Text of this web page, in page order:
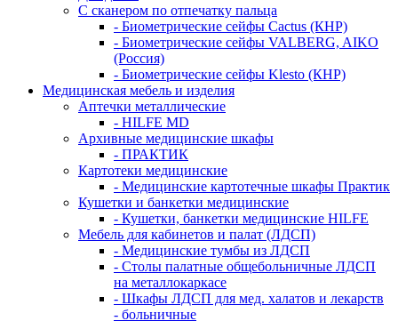
С сканером по отпечатку пальца
- Биометрические сейфы Cactus (КНР)
- Биометрические сейфы VALBERG, AIKO
(Россия)
- Биометрические сейфы Klesto (КНР)
Медицинская мебель и изделия
Аптечки металлические
- HILFE MD
Архивные медицинские шкафы
- ПРАКТИК
Картотеки медицинские
- Медицинские картотечные шкафы Практик
Кушетки и банкетки медицинские
- Кушетки, банкетки медицинские HILFE
Мебель для кабинетов и палат (ЛДСП)
- Медицинские тумбы из ЛДСП
- Столы палатные общебольничные ЛДСП
на металлокаркасе
- Шкафы ЛДСП для мед. халатов и лекарств
- больничные